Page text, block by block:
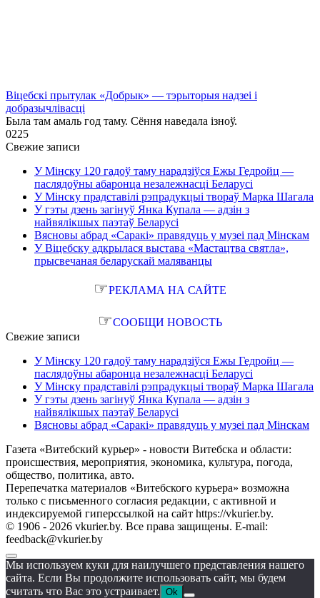
Віцебскі прытулак «‎Добрык»‎ — тэрыторыя надзеі і
добразычлівасці
Была там амаль год таму. Сёння наведала ізноў.
0225
Свежие записи
У Мінску 120 гадоў таму нарадзіўся Ежы Гедройц —
паслядоўны абаронца незалежнасці Беларусі
У Мінску прадставілі рэпрадукцыі твораў Марка Шагала
У гэты дзень загінуў Янка Купала — адзін з
найвялікшых паэтаў Беларусі
Вясновы абрад «Саракі» правядуць у музеі пад Мінскам
У Віцебску адкрылася выстава «Мастацтва святла»,
прысвечаная беларускай маляванцы
☞РЕКЛАМА НА САЙТЕ
☞СООБЩИ НОВОСТЬ
Свежие записи
У Мінску 120 гадоў таму нарадзіўся Ежы Гедройц —
паслядоўны абаронца незалежнасці Беларусі
У Мінску прадставілі рэпрадукцыі твораў Марка Шагала
У гэты дзень загінуў Янка Купала — адзін з
найвялікшых паэтаў Беларусі
Вясновы абрад «Саракі» правядуць у музеі пад Мінскам
Газета «Витебский курьер» - новости Витебска и области:
происшествия, мероприятия, экономика, культура, погода,
общество, политика, авто.
Перепечатка материалов «Витебского курьера» возможна
только с письменного согласия редакции, с активной и
индексируемой гиперссылкой на сайт https://vkurier.by.
© 1906 - 2026 vkurier.by. Все права защищены. E-mail:
feedback@vkurier.by
Мы используем куки для наилучшего представления нашего
сайта. Если Вы продолжите использовать сайт, мы будем
считать что Вас это устраивает. Ok